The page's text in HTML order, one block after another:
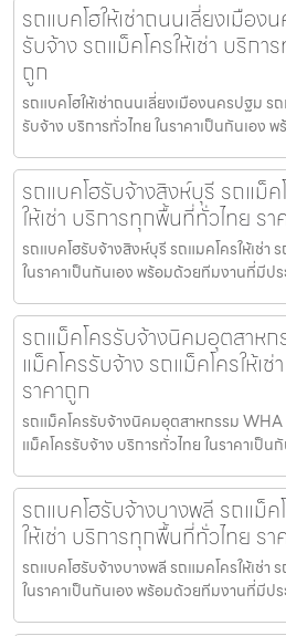
รถแบคโฮให้เช่าถนนเลี่ยงเมือ
รับจ้าง รถแม็คโครให้เช่า บริก
ถูก
รถแบคโฮให้เช่าถนนเลี่ยงเมืองนครปฐม รถ
รับจ้าง บริการทั่วไทย ในราคาเป็นกันเอง
รถแบคโฮรับจ้างสิงห์บุรี รถแม็
ให้เช่า บริการทุกพื้นที่ทั่วไทย รา
รถแบคโฮรับจ้างสิงห์บุรี รถแมคโครให้เช่า
ในราคาเป็นกันเอง พร้อมด้วยทีมงานที่มีป
รถแม็คโครรับจ้างนิคมอุตสาห
แม็คโครรับจ้าง รถแม็คโครให้เ
ราคาถูก
รถแม็คโครรับจ้างนิคมอุตสาหกรรม WHA
แม็คโครรับจ้าง บริการทั่วไทย ในราคาเป็
รถแบคโฮรับจ้างบางพลี รถแม็
ให้เช่า บริการทุกพื้นที่ทั่วไทย รา
รถแบคโฮรับจ้างบางพลี รถแมคโครให้เช่า
ในราคาเป็นกันเอง พร้อมด้วยทีมงานที่มีป